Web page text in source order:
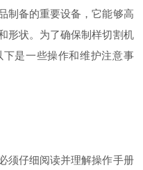
制备的重要设备，它能够高
形状。为了确保制样切割机
是一些操作和维护注意事
仔细阅读并理解操作手册